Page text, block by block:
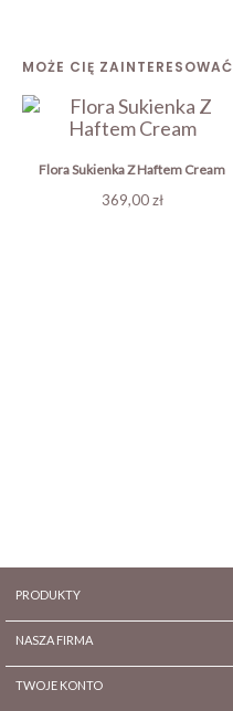
MOŻE CIĘ ZAINTERESOWAĆ
Flora Sukienka Z Haftem Cream
Cena
369,00 zł
PRODUKTY
NASZA FIRMA
TWOJE KONTO